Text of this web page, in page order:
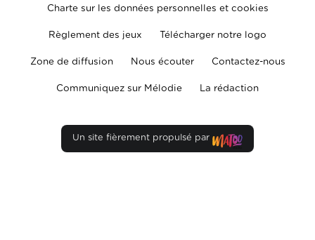
Charte sur les données personnelles et cookies
Règlement des jeux Télécharger notre logo
Zone de diffusion Nous écouter Contactez-nous
Communiquez sur Mélodie La rédaction
Un site fièrement propulsé par